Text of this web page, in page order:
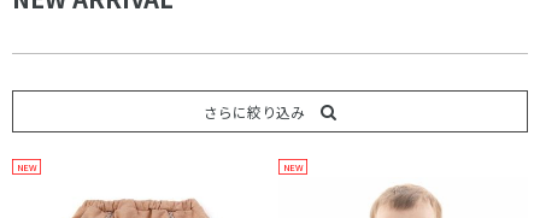
さらに絞り込み
NEW NEW